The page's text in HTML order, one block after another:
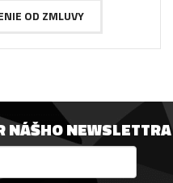
OD ZMLUVY
NÁŠHO NEWSLETTRA